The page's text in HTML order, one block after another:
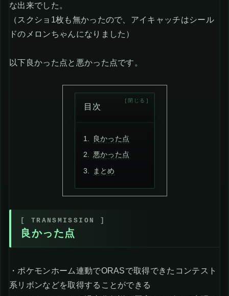
な出来でした。
（スクショ1枚も無かったので、アイキャッチはシール
ドのメロンちゃんになりました）
以下良かった点と悪かった点です。
目次
良かった点
悪かった点
まとめ
良かった点
・ポケモンホーム連動でORASで取得できたコンテスト
系リボンなどを取得することができる